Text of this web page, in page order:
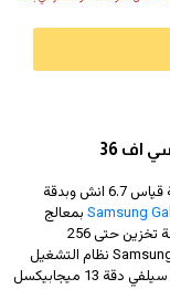
اف 36
انش وبدقة
Samsung بمعالج
Exynos 1380 (5 nm) وذاكرة رام حتى 8 جيجابايت و سعة تخزين حتى 256
جيجابايت , اعتمدت samsung في جهازها Samsung Galaxy F36 نظام التشغيل